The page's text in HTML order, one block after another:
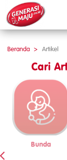
Beranda Artikel
Cari
Bunda